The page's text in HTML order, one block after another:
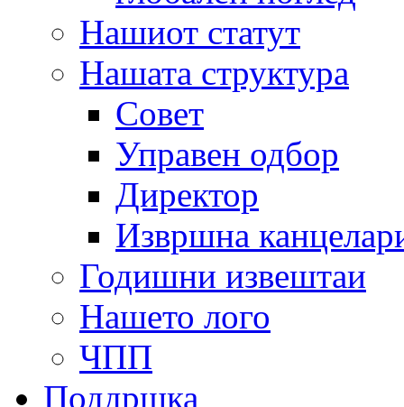
Нашиот статут
Нашата структура
Совет
Управен одбор
Директор
Извршна
Годишни извештаи
Нашето лого
ЧПП
Поддршка